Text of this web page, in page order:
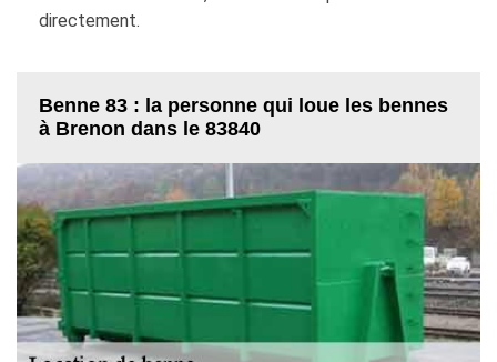
directement.
Benne 83 : la personne qui loue les bennes
à Brenon dans le 83840